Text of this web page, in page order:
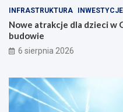
d
l
a
r
z
i
n
z
i
e
INFRASTRUKTURA INWESTYCJE
Nowe atrakcje dla dzieci w
budowie
6 sierpnia 2026